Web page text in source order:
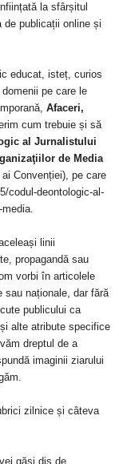
la sfârșitul
de publicații online și
educat, isteț, curios
pe care le
Afaceri,
cum trebuie și să
al Jurnalistului
de Media
Convenției), pe care
codul-deontologic-al-
linii
propagandă sau
vorbi în articolele
sau naționale, dar fără
publicului ca
alte atribute specifice
dreptul de a
imaginii ziarului
zilnice și câteva
găsi dis de